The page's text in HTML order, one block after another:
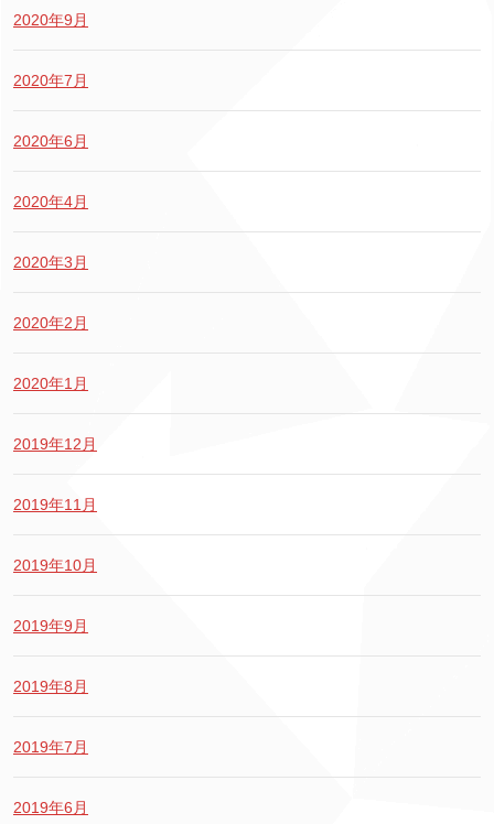
2020年9月
2020年7月
2020年6月
2020年4月
2020年3月
2020年2月
2020年1月
2019年12月
2019年11月
2019年10月
2019年9月
2019年8月
2019年7月
2019年6月